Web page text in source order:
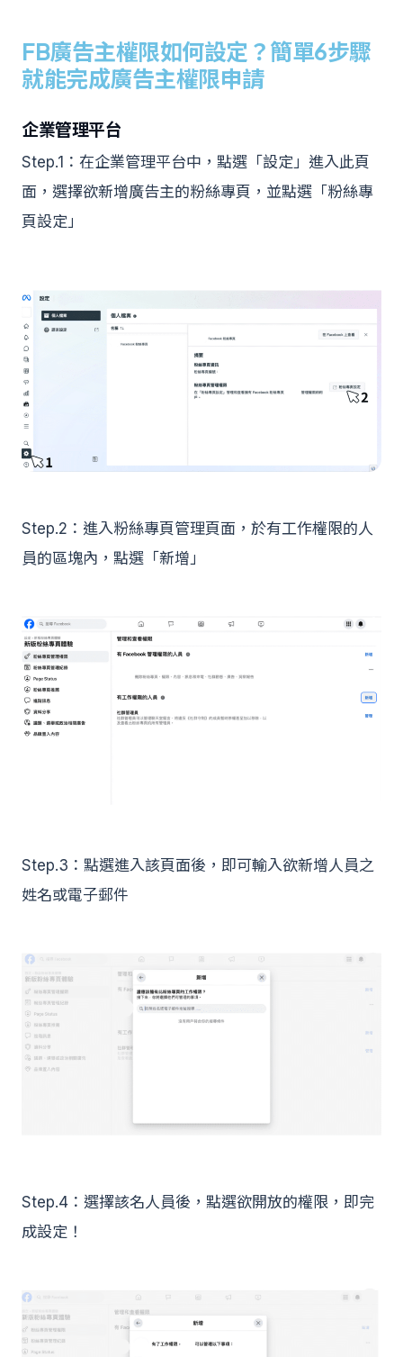
FB廣告主權限如何設定？簡單6步驟
就能完成廣告主權限申請
企業管理平台
Step.1：在企業管理平台中，點選「設定」進入此頁
面，選擇欲新增廣告主的粉絲專頁，並點選「粉絲專
頁設定」
Step.2：進入粉絲專頁管理頁面，於有工作權限的人
員的區塊內，點選「新增」
Step.3：點選進入該頁面後，即可輸入欲新增人員之
姓名或電子郵件
Step.4：選擇該名人員後，點選欲開放的權限，即完
成設定！